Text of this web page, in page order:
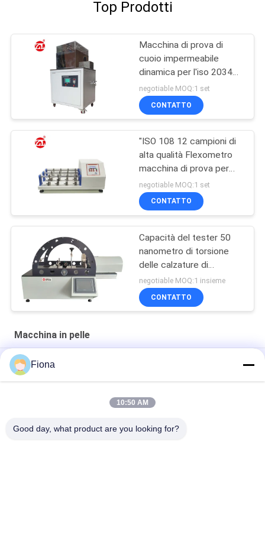
Top Prodotti
Macchina di prova di
cuoio impermeabile
dinamica per l'iso 20344
dell'en finito delle scarpe
di cuoio
negotiable MOQ:1 set
CONTATTO
"ISO 108 12 campioni di
alta qualità Flexometro
macchina di prova per
tessuti / cuoio""
negotiable MOQ:1 set
CONTATTO
Capacità del tester 50
nanometro di torsione
delle calzature di
controllo dello SpA di
GB/T 32024
negotiable MOQ:1 insieme
CONTATTO
Macchina in pelle
4
M
"SATRA TM171 strumento di misura della penetrazione
Fiona
10:50 AM
Good day, what product are you looking for?